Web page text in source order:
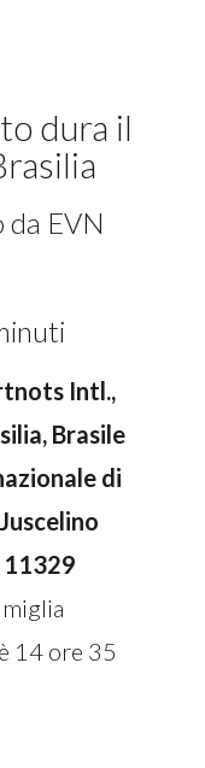
dura il
EVN
Intl.,
Brasile
di
11329
14 ore 35